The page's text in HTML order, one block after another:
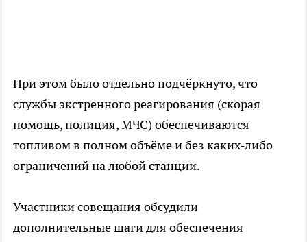
При этом было отдельно подчёркнуто, что
службы экстренного реагирования (скорая
помощь, полиция, МЧС) обеспечиваются
топливом в полном объёме и без каких-либо
ограничений на любой станции.
Участники совещания обсудили
дополнительные шаги для обеспечения